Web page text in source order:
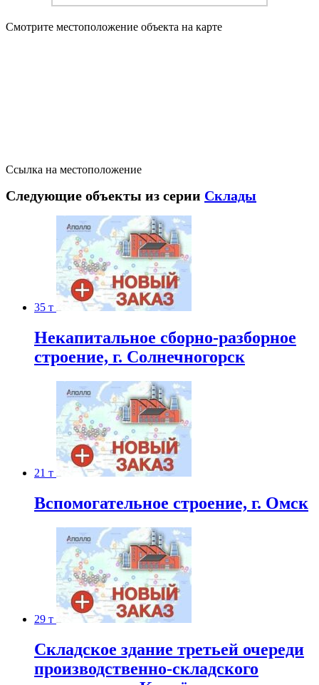
Смотрите местоположение объекта на карте
Ссылка на местоположение
Следующие объекты из серии Склады
35 т
Некапитальное сборно-разборное
строение, г. Солнечногорск
21 т
Вспомогательное строение, г. Омск
29 т
Складское здание третьей очереди
производственно-складского